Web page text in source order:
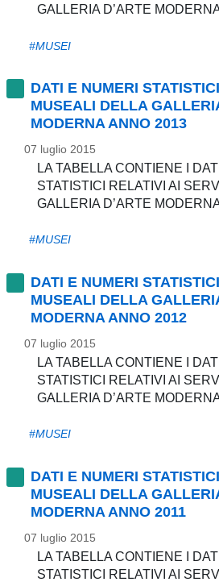
GALLERIA D’ARTE
#MUSEI
DATI E NUMERI
MUSEALI DELLA
MODERNA ANNO 2013
07 luglio 2015
LA TABELLA CONTIENE I
STATISTICI RELATIVI AI
GALLERIA D’ARTE
#MUSEI
DATI E NUMERI
MUSEALI DELLA
MODERNA ANNO 2012
07 luglio 2015
LA TABELLA CONTIENE I
STATISTICI RELATIVI AI
GALLERIA D’ARTE
#MUSEI
DATI E NUMERI
MUSEALI DELLA
MODERNA ANNO 2011
07 luglio 2015
LA TABELLA CONTIENE I
STATISTICI RELATIVI AI